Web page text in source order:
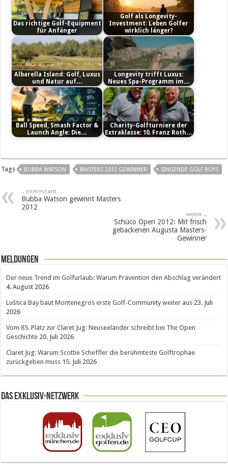
Das richtige Golf-Equipment
für Anfänger
Golf als Longevity-
Investment: Leben Golfer
wirklich länger?
Albarella Island: Golf, Luxus
und Natur auf…
Longevity trifft Luxus:
Neues Spa-Programm im…
Ball Speed, Smash Factor &
Launch Angle: Die…
Charity-Golfturniere der
Extraklasse: 10. Franz Roth…
Tags BUBBA WATSON MASTERS 2012 GEWINNER SINGENDE GOLF BOYS
.. interessant
Bubba Watson gewinnt Masters
2012
weiter ..
Schüco Open 2012: Mit frisch
gebackenen Augusta Masters-
Gewinner
Meldungen
Der neue Trend im Golfurlaub: Warum Prävention den Abschlag verändert
4. August 2026
Luštica Bay baut Montenegros erste Golf-Community weiter aus 23. Juli
2026
Vom 85. Platz zur Claret Jug: Neuseeländer schreibt bei The Open
Geschichte 20. Juli 2026
Claret Jug: Warum Scottie Scheffler die berühmteste Golftrophäe
zurückgeben muss 15. Juli 2026
Das Exklusiv-Netzwerk